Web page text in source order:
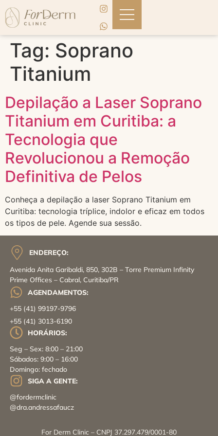
Tag: Soprano
Titanium
Depilação a Laser Soprano
Titanium em Curitiba: a
Tecnologia que
Revolucionou a Remoção
Definitiva de Pelos
Conheça a depilação a laser Soprano Titanium em
Curitiba: tecnologia tríplice, indolor e eficaz em todos
os tipos de pele. Agende sua sessão.
ENDEREÇO:
Avenida Anita Garibaldi, 850, 302B – Torre Premium Infinity
Prime Offices – Cabral, Curitiba/PR
AGENDAMENTOS:
+55 (41) 99197-9796
+55 (41) 3013-6190
HORÁRIOS:
Seg – Sex: 8:00 – 21:00
Sábados: 9:00 – 16:00
Domingo: fechado
SIGA A GENTE:
@fordermclinic
@dra.andressafaucz
For Derm Clinic – CNPJ 37.297.479/0001-80